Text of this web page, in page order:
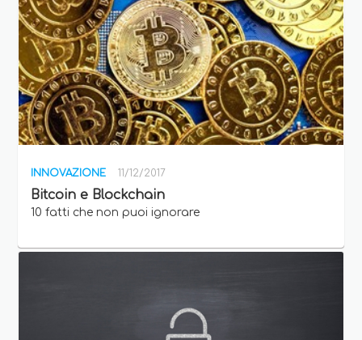
INNOVAZIONE 11/12/2017
Bitcoin e Blockchain
10 fatti che non puoi ignorare